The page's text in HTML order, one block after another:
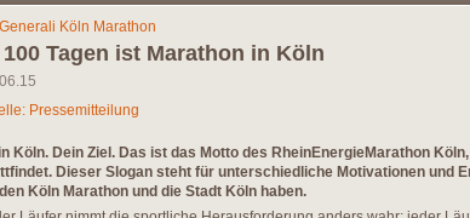
Generali Köln Marathon
Tagen ist Marathon in Köln
Pressemitteilung
Köln. Dein Ziel. Das ist das Motto des RheinEnergieMarathon
Dieser Slogan steht für unterschiedliche Motivationen und
Köln Marathon und die Stadt Köln haben.